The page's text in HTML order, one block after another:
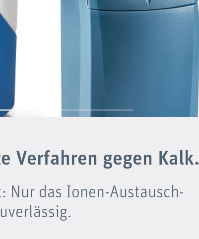
Verfahren gegen Kalk.
Nur das Ionen-Austausch-